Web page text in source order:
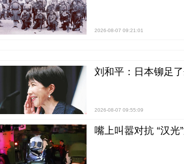
2026-08-07 09:21:01
刘和平：日本铆足
2026-08-07 09:55:09
嘴上叫嚣对抗 “汉光